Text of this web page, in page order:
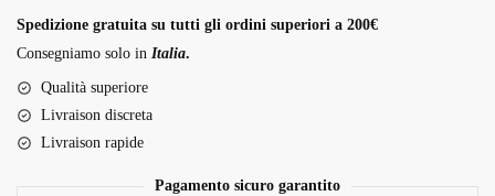
THC
Vape
Spedizione gratuita su tutti gli ordini superiori a 200€
Consegniamo solo in Italia.
Qualità superiore
Livraison discreta
Livraison rapide
Pagamento sicuro garantito